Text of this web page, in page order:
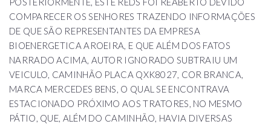
COMPARECER OS SENHORES TRAZENDO INFORMAÇÕES
DE QUE SÃO REPRESENTANTES DA EMPRESA
BIOENERGETICA AROEIRA, E QUE ALÉM DOS FATOS
NARRADO ACIMA, AUTOR IGNORADO SUBTRAIU UM
VEICULO, CAMINHÃO PLACA QXK8027, COR BRANCA,
MARCA MERCEDES BENS, O QUAL SE ENCONTRAVA
ESTACIONADO PRÓXIMO AOS TRATORES, NO MESMO
PÁTIO, QUE, ALÉM DO CAMINHÃO, HAVIA DIVERSAS